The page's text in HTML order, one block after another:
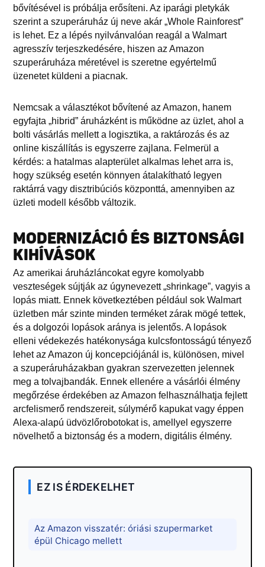
bővítésével is próbálja erősíteni. Az iparági pletykák
szerint a szuperáruház új neve akár „Whole Rainforest”
is lehet. Ez a lépés nyilvánvalóan reagál a Walmart
agresszív terjeszkedésére, hiszen az Amazon
szuperáruháza méretével is szeretne egyértelmű
üzenetet küldeni a piacnak.
Nemcsak a választékot bővítené az Amazon, hanem
egyfajta „hibrid” áruházként is működne az üzlet, ahol a
bolti vásárlás mellett a logisztika, a raktározás és az
online kiszállítás is egyszerre zajlana. Felmerül a
kérdés: a hatalmas alapterület alkalmas lehet arra is,
hogy szükség esetén könnyen átalakítható legyen
raktárrá vagy disztribúciós központtá, amennyiben az
üzleti modell később változik.
MODERNIZÁCIÓ ÉS BIZTONSÁGI
KIHÍVÁSOK
Az amerikai áruházláncokat egyre komolyabb
veszteségek sújtják az úgynevezett „shrinkage”, vagyis a
lopás miatt. Ennek következtében például sok Walmart
üzletben már szinte minden terméket zárak mögé tettek,
és a dolgozói lopások aránya is jelentős. A lopások
elleni védekezés hatékonysága kulcsfontosságú tényező
lehet az Amazon új koncepciójánál is, különösen, mivel
a szuperáruházakban gyakran szervezetten jelennek
meg a tolvajbandák. Ennek ellenére a vásárlói élmény
megőrzése érdekében az Amazon felhasználhatja fejlett
arcfelismerő rendszereit, súlymérő kapukat vagy éppen
Alexa-alapú üdvözlőrobotokat is, amellyel egyszerre
növelhető a biztonság és a modern, digitális élmény.
EZ IS ÉRDEKELHET
Az Amazon visszatér: óriási szupermarket
épül Chicago mellett